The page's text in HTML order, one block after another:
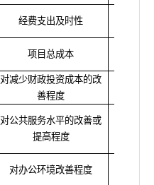
经费支出及时性
项目总成本
对减少财政投资成本的改
善程度
对公共服务水平的改善或
提高程度
对办公环境改善程度